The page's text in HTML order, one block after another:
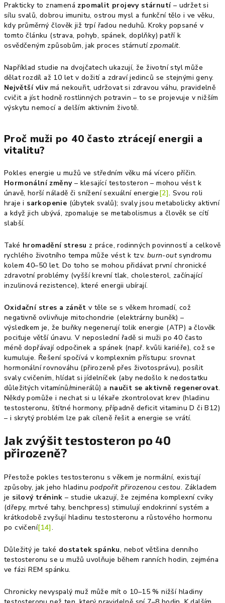
Prakticky to znamená zpomalit projevy stárnutí– udržet si
sílu svalů, dobrou imunitu, ostrou mysl a funkční tělo i ve věku,
kdy průměrný člověk již trpí řadou neduhů. Kroky popsané v
tomto článku (strava, pohyb, spánek, doplňky) patří k
osvědčeným způsobům, jak proces stárnutízpomalit.
Například studie na dvojčatech ukazují, že životní styl může
dělat rozdíl až 10 let v dožití a zdraví jedinců se stejnými geny.
Největší vlivmá nekouřit, udržovat si zdravou váhu, pravidelně
cvičit a jíst hodně rostlinných potravin – to se projevuje v nižším
výskytu nemocí a delším aktivním životě.
Proč muži po 40 často ztrácejí energii a
vitalitu?
Pokles energie u mužů ve středním věku má vícero příčin.
Hormonální změny– klesající testosteron – mohou vést k
únavě, horší náladě či snížení sexuální energie[2]. Svou roli
hraje i sarkopenie (úbytek svalů); svaly jsou metabolicky aktivní
a když jich ubývá, zpomaluje se metabolismus a člověk se cítí
slabší.
Také hromadění stresu z práce, rodinných povinností a celkově
rychlého životního tempa může vést k tzv. burn-outsyndromu
kolem 40–50 let. Do toho se mohou přidávat první chronické
zdravotní problémy (vyšší krevní tlak, cholesterol, začínající
inzulinová rezistence), které energii ubírají.
Oxidační stres a zánět v těle se s věkem hromadí, což
negativně ovlivňuje mitochondrie (elektrárny buněk) –
výsledkem je, že buňky negenerují tolik energie (ATP) a člověk
pociťuje větší únavu. V neposlední řadě si muži po 40 často
méně dopřávají odpočinek a spánek (např. kvůli kariéře), což se
kumuluje. Řešení spočívá v komplexním přístupu: srovnat
hormonální rovnováhu (přirozeně přes životosprávu), posílit
svaly cvičením, hlídat si jídelníček (aby nedošlo k nedostatku
důležitých vitamínů/minerálů) a naučit se aktivně regenerovat.
Někdy pomůže i nechat si u lékaře zkontrolovat krev (hladinu
testosteronu, štítné hormony, případně deficit vitaminu D či B12)
– i skrytý problém lze pak cíleně řešit a energie se vrátí.
Jak zvýšit testosteron po 40
přirozeně?
Přestože pokles testosteronu s věkem je normální, existují
způsoby, jak jeho hladinupodpořit přirozenou cestou. Základem
je silový trénink – studie ukazují, že zejména komplexní cviky
(dřepy, mrtvé tahy, benchpress) stimulují endokrinní systém a
krátkodobě zvyšují hladinu testosteronu a růstového hormonu
po cvičení[14].
Důležitý je také dostatek spánku, neboť většina denního
testosteronu se u mužů uvolňuje během ranních hodin, zejména
ve fázi REM spánku.
Chronicky nevyspalý muž může mít o 10–15 % nižší hladiny